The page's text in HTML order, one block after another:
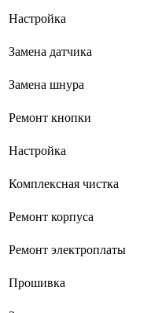
чайников
чебуречниц
чиллеров
датчиков
дегидраторов
депозитных
Настройка
Замена датчика
Замена шнура
Ремонт кнопки
Настройка
Комплексная чистка
Ремонт корпуса
Ремонт электроплаты
Прошивка